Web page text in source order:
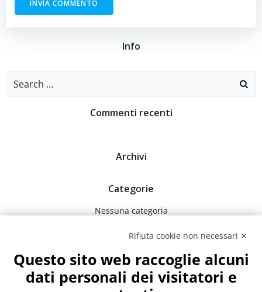
Info
Search
Commenti recenti
Archivi
Categorie
Nessuna categoria
Meta
Accedi
Feed dei contenuti
Rifiuta cookie non necessari ✕
Questo sito web raccoglie alcuni
dati personali dei visitatori e